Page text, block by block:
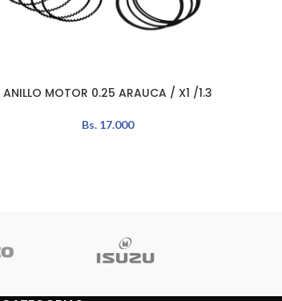
LEER MÁS
ANILLO MOTOR 0.25 ARAUCA / X1 /1.3
Bs. 17.000